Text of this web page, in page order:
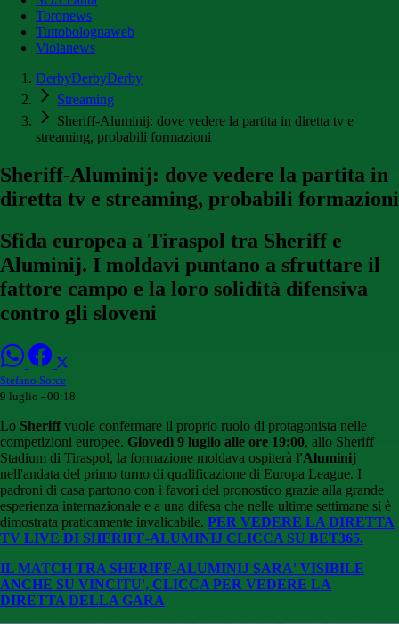
Toronews
Tuttobolognaweb
Violanews
DerbyDerbyDerby
Streaming
Sheriff-Aluminij: dove vedere la partita in diretta tv e
streaming, probabili formazioni
Sheriff-Aluminij: dove vedere la partita in
diretta tv e streaming, probabili formazioni
Sfida europea a Tiraspol tra Sheriff e
Aluminij. I moldavi puntano a sfruttare il
fattore campo e la loro solidità difensiva
contro gli sloveni
Stefano Sorce
9 luglio - 00:18
Lo Sheriffvuole confermare il proprio ruolo di protagonista nelle
competizioni europee. Giovedì 9 luglio alle ore 19:00, allo Sheriff
Stadium di Tiraspol, la formazione moldava ospiterà l'Aluminij
nell'andata del primo turno di qualificazione di Europa League. I
padroni di casa partono con i favori del pronostico grazie alla grande
esperienza internazionale e a una difesa che nelle ultime settimane si è
dimostrata praticamente invalicabile. PER VEDERE LA DIRETTA
TV LIVE DI SHERIFF-ALUMINIJ CLICCA SU BET365.
IL MATCH TRA SHERIFF-ALUMINIJ SARA' VISIBILE
ANCHE SU VINCITU', CLICCA PER VEDERE LA
DIRETTA DELLA GARA